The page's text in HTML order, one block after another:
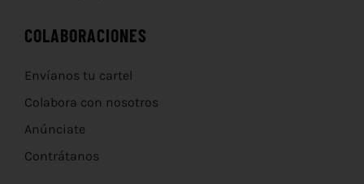
COLABORACIONES
Envíanos tu cartel
Colabora con nosotros
Anúnciate
Contrátanos